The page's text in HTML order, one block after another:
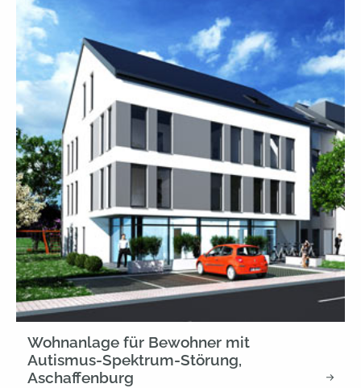
Wohnanlage für Bewohner mit
Autismus-Spektrum-Störung,
Aschaffenburg